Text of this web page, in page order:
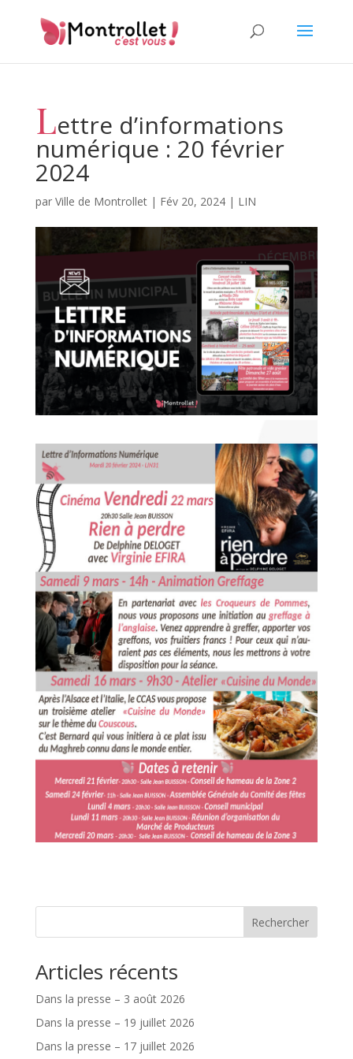
Lettre d’informations
numérique : 20 février
2024
par Ville de Montrollet| Fév 20, 2024| LIN
Rechercher
Articles récents
Dans la presse – 3 août 2026
Dans la presse – 19 juillet 2026
Dans la presse – 17 juillet 2026